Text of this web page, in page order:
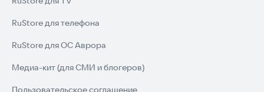
RuStore для телефона
RuStore для ОС Аврора
Медиа-кит (для СМИ и блогеров)
Пользовательское соглашение